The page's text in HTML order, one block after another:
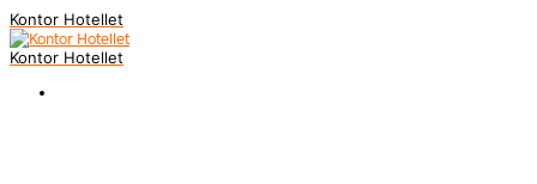
Kontor Hotellet
Kontor Hotellet